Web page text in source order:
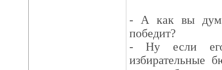
- А как вы
победит?
- Ну если
избирательные